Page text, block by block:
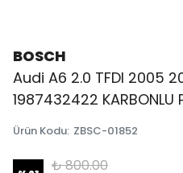
BOSCH
Audi A6 2.0 TFDI 2005
1987432422 KARBONLU
Ürün Kodu: ZBSC-01852
₺ 800.00